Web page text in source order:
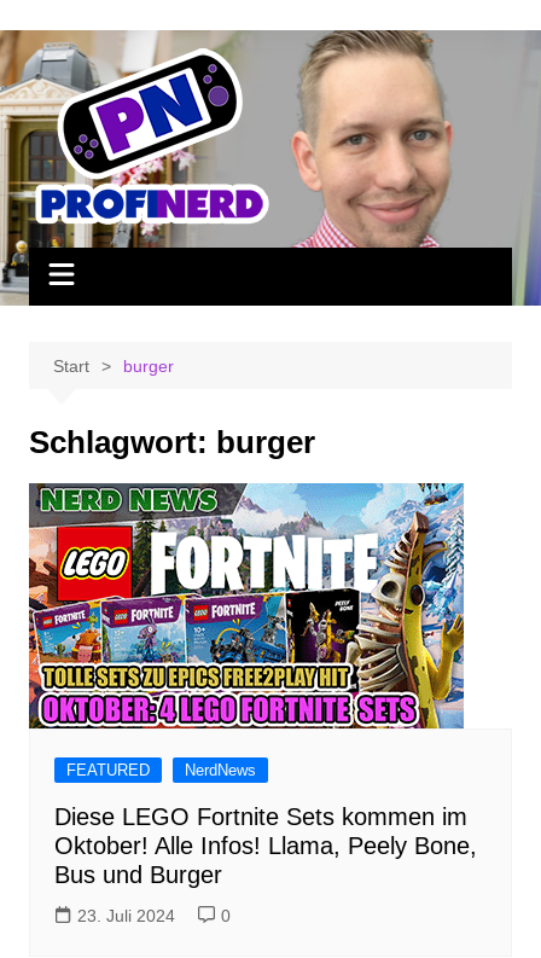
Inhalt
springen
Start burger
Schlagwort: burger
FEATURED NerdNews
Diese LEGO Fortnite Sets kommen im
Oktober! Alle Infos! Llama, Peely Bone,
Bus und Burger
23. Juli 2024 0